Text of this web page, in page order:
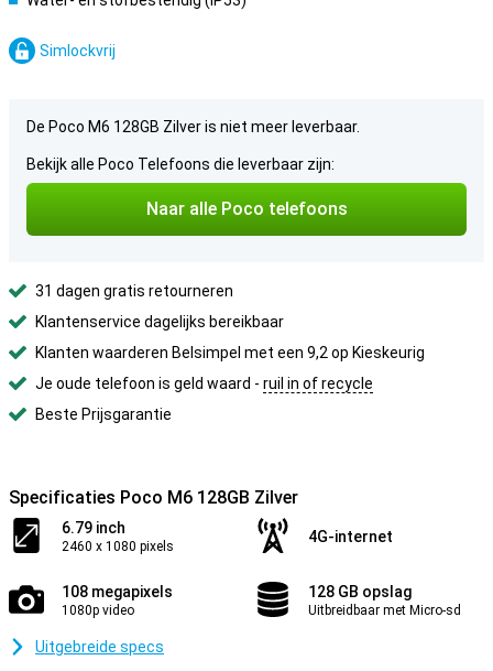
Simlockvrij
De Poco M6 128GB Zilver is niet meer leverbaar.
Bekijk alle Poco Telefoons die leverbaar zijn:
Naar alle Poco telefoons
31 dagen gratis retourneren
Klantenservice dagelijks bereikbaar
Klanten waarderen Belsimpel met een 9,2 op Kieskeurig
Je oude telefoon is geld waard - ruil in of recycle
Beste Prijsgarantie
Specificaties Poco M6 128GB Zilver
6.79 inch
2460 x 1080 pixels
4G-internet
108 megapixels
1080p video
128 GB opslag
Uitbreidbaar met Micro-sd
Uitgebreide specs